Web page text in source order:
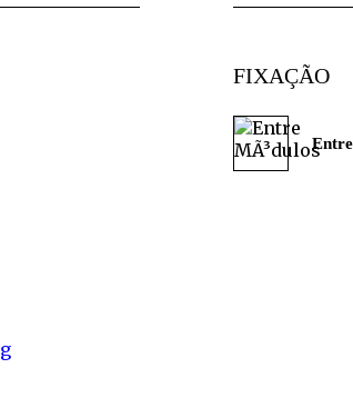
FIXAÇÃO